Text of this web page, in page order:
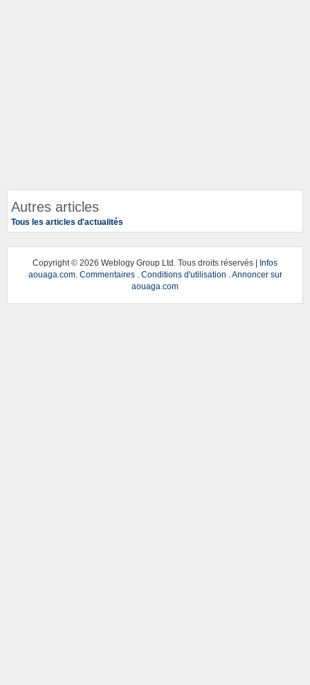
Autres articles
Tous les articles d'actualités
Copyright © 2026 Weblogy Group Ltd. Tous droits réservés |
Infos
aouaga.com. Commentaires. Conditions d'utilisation .Annoncer sur
aouaga.com